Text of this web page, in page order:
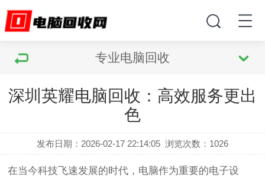
专业电脑回收
深圳英耀电脑回收：高效服务更出
色
发布日期：2026-02-17 22:14:05 浏览次数： 1026
在当今科技飞速发展的时代，电脑作为重要的电子设